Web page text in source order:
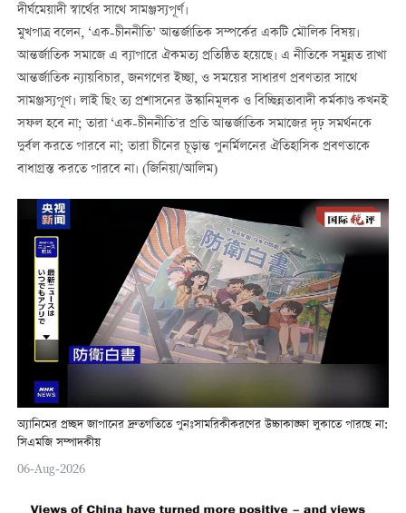
দীর্ঘমেয়াদী স্বার্থের সাথে সামঞ্জস্যপূর্ণ।
মুখপাত্র বলেন, ‘এক-চীননীতি’ আন্তর্জাতিক সম্পর্কের একটি মৌলিক বিষয়।
আন্তর্জাতিক সমাজে এ ব্যাপারে ঐকমত্য প্রতিষ্ঠিত হয়েছে। এ নীতিকে সমুন্নত রাখা
আন্তর্জাতিক ন্যায়বিচার, জনগণের ইচ্ছা, ও সময়ের সাধারণ প্রবণতার সাথে
সামঞ্জস্যপূণ। লাই ছিং ত্য প্রশাসনের উস্কানিমূলক ও বিচ্ছিন্নতাবাদী কর্মকাণ্ড কখনই
সফল হবে না; তারা ‘এক-চীননীতি’র প্রতি আন্তর্জাতিক সমাজের দৃঢ় সমর্থনকে
দুর্বল করতে পারবে না; তারা চীনের চূড়ান্ত পুনর্মিলনের ঐতিহাসিক প্রবণতাকে
বাধাগ্রস্ত করতে পারবে না। (জিনিয়া/আলিম)
অ্যানিমের প্রচ্ছদ জাপানের দ্রুতগতিতে পুনঃসামরিকীকরণের উচ্চাকাঙ্ক্ষা লুকাতে পারছে না:
সিএমজি সম্পাদকীয়
06-Aug-2026